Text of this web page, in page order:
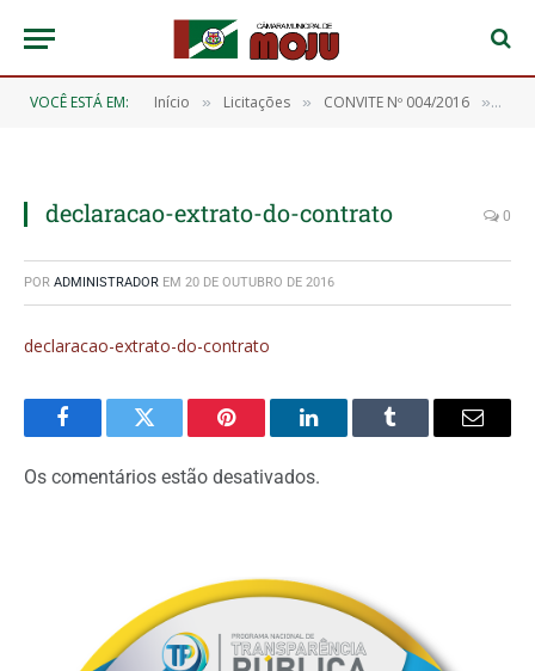
VOCÊ ESTÁ EM: Início » Licitações » CONVITE Nº 004/2016 »
declaracao-extrato-do-contrato 0
POR ADMINISTRADOR EM 20 DE OUTUBRO DE 2016
declaracao-extrato-do-contrato
FacebookTwitter Pinterest O
LinkedIn
Tumblr
E-
Os comentários estão desativados.